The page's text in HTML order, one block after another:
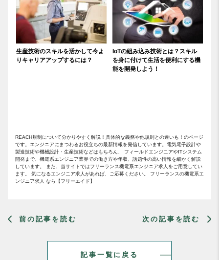
生産技術のスキルを活かして今よ
りキャリアアップするには？
IoTの組み込み技術とは？スキル
を身に付けて生活を便利にする機
能を開発しよう！
REACH規制について分かりやすく解説！具体的な義務や他規則との違いも！のページ
です。エンジニアにまつわるお役立ちの最新情報を発信しています。電気電子設計や
製造技術や機械設計・生産技術などはもちろん、 フィールドエンジニアやITシステム
開発まで、機電系エンジニア業界での働き方や年収、話題性の高い情報を細かく解説
しています。 また、当サイトではフリーランス機電系エンジニア求人をご用意してい
ます。 気になるエンジニア求人があれば、ご応募ください。 フリーランスの機電系エ
ンジニア求人 なら【フリーエイド】
前の記事を読む
記事一覧に戻る
次の記事を読む